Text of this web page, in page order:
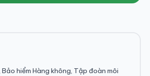
hiểm Hàng không, Tập đoàn môi